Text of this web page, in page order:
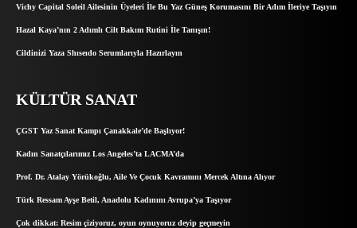
Vichy Capital Soleil Ailesinin Üyeleri İle Bu Yaz Güneş Korumasını Bir Adım İleriye Taşıyın
Hazal Kaya’nın 2 Adımlı Cilt Bakım Rutini İle Tanışın!
Cildinizi Yaza Shıseıdo Serumlarıyla Hazırlayın
KÜLTÜR SANAT
ÇGST Yaz Sanat Kampı Çanakkale’de Başlıyor!
Kadın Sanatçılarımız Los Angeles’ta LACMA’da
Prof. Dr. Atalay Yörükoğlu, Aile Ve Çocuk Kavramını Mercek Altına Alıyor
Türk Ressam Ayşe Betil, Anadolu Kadınını Avrupa’ya Taşıyor
Çok dikkat: Resim çiziyoruz, oyun oynuyoruz deyip geçmeyin